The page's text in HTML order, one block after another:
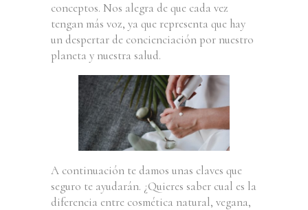
conceptos. Nos alegra de que cada vez
tengan más voz, ya que representa que hay
un despertar de concienciación por nuestro
planeta y nuestra salud.
A continuación te damos unas claves que
seguro te ayudarán. ¿Quieres saber cual es la
diferencia entre cosmética natural, vegana,